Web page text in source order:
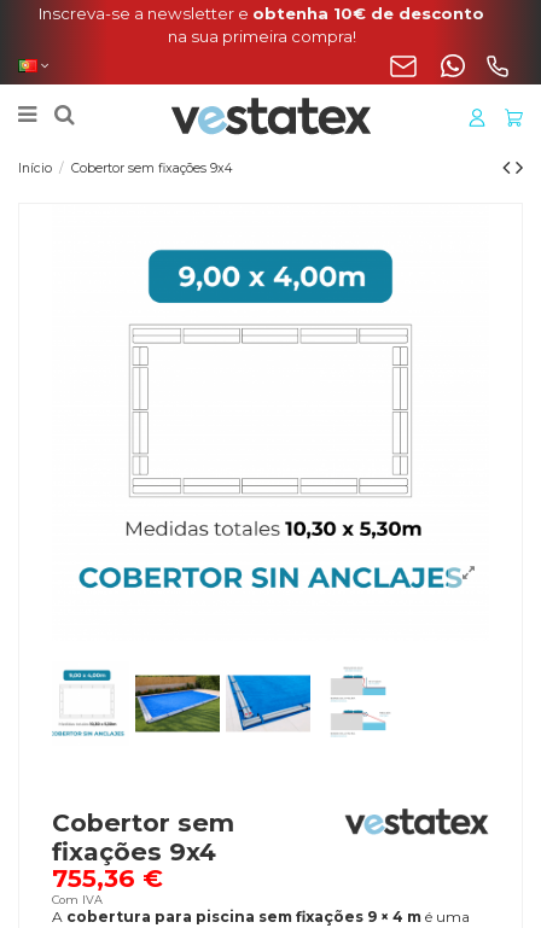
Portes incluídos na sua encomenda de manta, cobertura
o liner para a Península
Início Cobertor sem fixações 9x4
Cobertor sem
fixações 9x4
755,36 €
Com IVA
A cobertura para piscina sem fixações 9 × 4 m é uma